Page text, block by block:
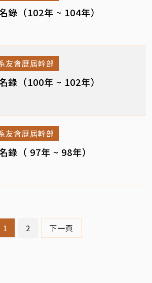
錄（102年 ~ 104年）
友會歷屆幹部
錄（100年 ~ 102年）
友會歷屆幹部
錄（ 97年 ~ 98年）
1 2 下一頁